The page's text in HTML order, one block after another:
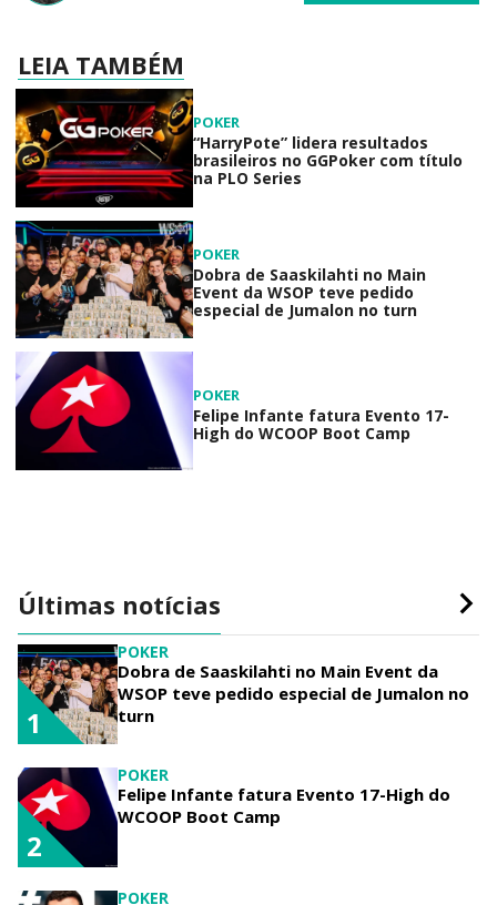
LEIA TAMBÉM
POKER
“HarryPote” lidera resultados
brasileiros no GGPoker com título
na PLO Series
POKER
Dobra de Saaskilahti no Main
Event da WSOP teve pedido
especial de Jumalon no turn
POKER
Felipe Infante fatura Evento 17-
High do WCOOP Boot Camp
Últimas notícias
POKER
Dobra de Saaskilahti no Main Event da
WSOP teve pedido especial de Jumalon no
turn
1
POKER
Felipe Infante fatura Evento 17-High do
WCOOP Boot Camp
2
POKER